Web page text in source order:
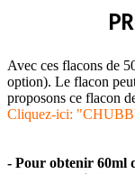
Avec ces flacons de
option). Le flacon
proposons ce flacon
Cliquez-ici:
- Pour obtenir 60ml